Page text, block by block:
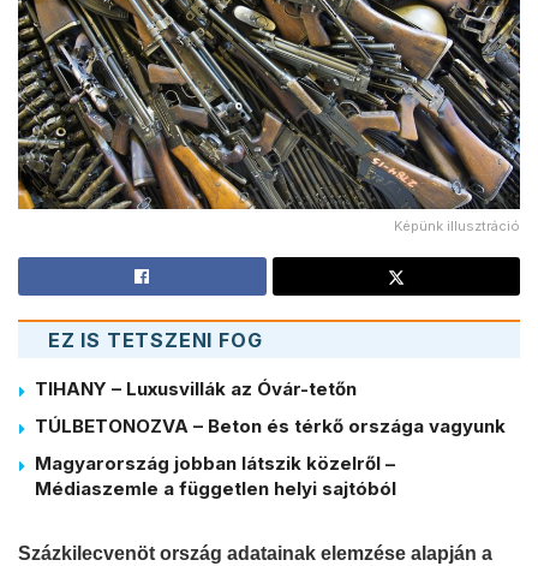
Képünk illusztráció
EZ IS TETSZENI FOG
TIHANY – Luxusvillák az Óvár-tetőn
TÚLBETONOZVA – Beton és térkő országa vagyunk
Magyarország jobban látszik közelről –
Médiaszemle a független helyi sajtóból
Százkilecvenöt ország adatainak elemzése alapján a